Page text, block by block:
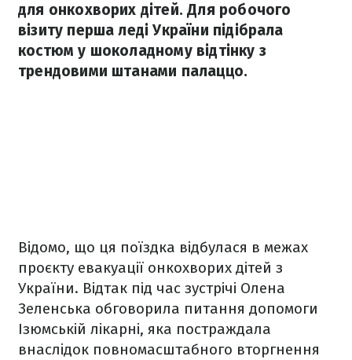
для онкохворих дітей. Для робочого
візиту перша леді України підібрала
костюм у шоколадному відтінку з
трендовими штанами палаццо.
Відомо, що ця поїздка відбулася в межах
проєкту евакуації онкохворих дітей з
України. Відтак під час зустрічі Олена
Зеленська обговорила питання допомоги
Ізюмській лікарні, яка постраждала
внаслідок повномасштабного вторгнення